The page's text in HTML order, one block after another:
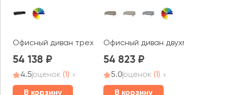
Офисный диван трехместный Флекс / Flex
54 138
4.5оценок (1)
В корзину
Офисный диван двухместный
54 823
5.0оценок (1)
В корзину